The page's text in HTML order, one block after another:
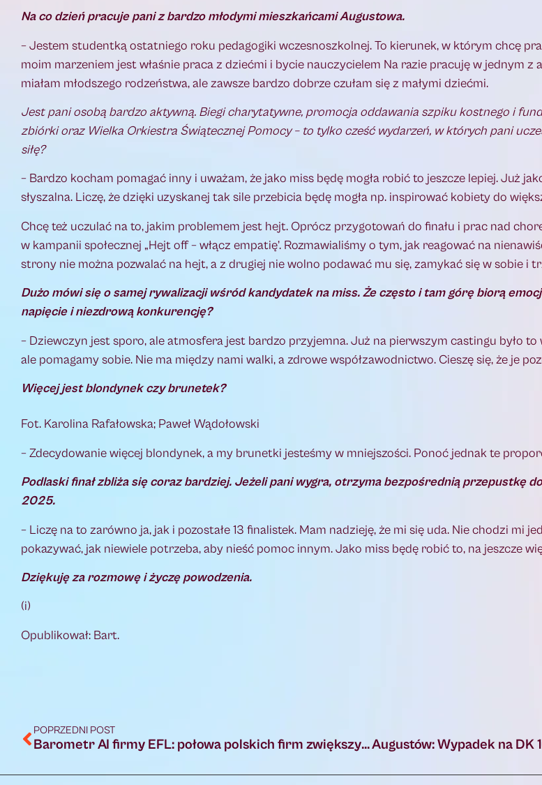
Na co dzień pracuje pani z bardzo młodymi mieszkańcami Augustowa.
– Jestem studentką ostatniego roku pedagogiki wczesnoszkolnej. To kierunek, w którym chcę
moim marzeniem jest właśnie praca z dziećmi i bycie nauczycielem Na razie pracuję w jednym z
miałam młodszego rodzeństwa, ale zawsze bardzo dobrze czułam się z małymi dziećmi.
Jest pani osobą bardzo aktywną. Biegi charytatywne, promocja oddawania szpiku kostnego i
zbiórki oraz Wielka Orkiestra Świątecznej Pomocy – to tylko cześć wydarzeń, w których pani
siłę?
– Bardzo kocham pomagać inny i uważam, że jako miss będę mogła robić to jeszcze lepiej. Już
słyszalna. Liczę, że dzięki uzyskanej tak sile przebicia będę mogła np. inspirować kobiety do
Chcę też uczulać na to, jakim problemem jest hejt. Oprócz przygotowań do finału i prac nad
w kampanii społecznej „Hejt off – włącz empatię’. Rozmawialiśmy o tym, jak reagować na
strony nie można pozwalać na hejt, a z drugiej nie wolno podawać mu się, zamykać się w sobie i
Dużo mówi się o samej rywalizacji wśród kandydatek na miss. Że często i tam górę biorą
napięcie i niezdrową konkurencję?
– Dziewczyn jest sporo, ale atmosfera jest bardzo przyjemna. Już na pierwszym castingu było to
ale pomagamy sobie. Nie ma między nami walki, a zdrowe współzawodnictwo. Cieszę się, że je
Więcej jest blondynek czy brunetek?
Fot. Karolina Rafałowska; Paweł Wądołowski
– Zdecydowanie więcej blondynek, a my brunetki jesteśmy w mniejszości. Ponoć jednak te
Podlaski finał zbliża się coraz bardziej. Jeżeli pani wygra, otrzyma bezpośrednią przepustkę
2025.
– Liczę na to zarówno ja, jak i pozostałe 13 finalistek. Mam nadzieję, że mi się uda. Nie chodzi mi
pokazywać, jak niewiele potrzeba, aby nieść pomoc innym. Jako miss będę robić to, na jeszcze
Dziękuję za rozmowę i życzę powodzenia.
(i)
Opublikował: Bart.
POPRZEDNI POST
Barometr AI firmy EFL: połowa polskich firm zwiększy inwestycje w AI, co czwarta prognozuje większą sprzedaż dzięki AI